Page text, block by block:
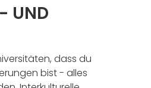
UND
dass du
bist - alles